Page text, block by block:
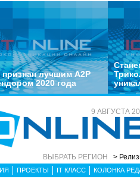
лучшим A2P
2020 года
9 АВГУСТА
ВЫБРАТЬ РЕГИОН >
ПРОЕКТЫ IT КЛАСС КОЛОНКА